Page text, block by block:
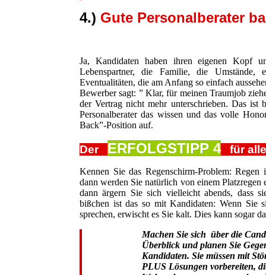
4.) Gute Personalberater
Ja, Kandidaten haben ihren eigenen Kopf
Lebenspartner, die Familie, die
Eventualitäten, die am Anfang so einfach
Bewerber sagt: ” Klar, für meinen Traumjob
der Vertrag nicht mehr unterschrieben. Das
Personalberater das wissen und das volle
Back”-Position auf.
Der ERFOLGSTIPP 4für alle
Kennen Sie das Regenschirm-Problem:
dann werden Sie natürlich von einem
dann ärgern Sie sich vielleicht abends, dass
bißchen ist das so mit Kandidaten: Wenn Sie
sprechen, erwischt es Sie kalt. Dies kann sogar
Machen Sie sich über die
Überblick und planen Sie
Kandidaten. Sie müssen mit
PLUS Lösungen vorbereiten,